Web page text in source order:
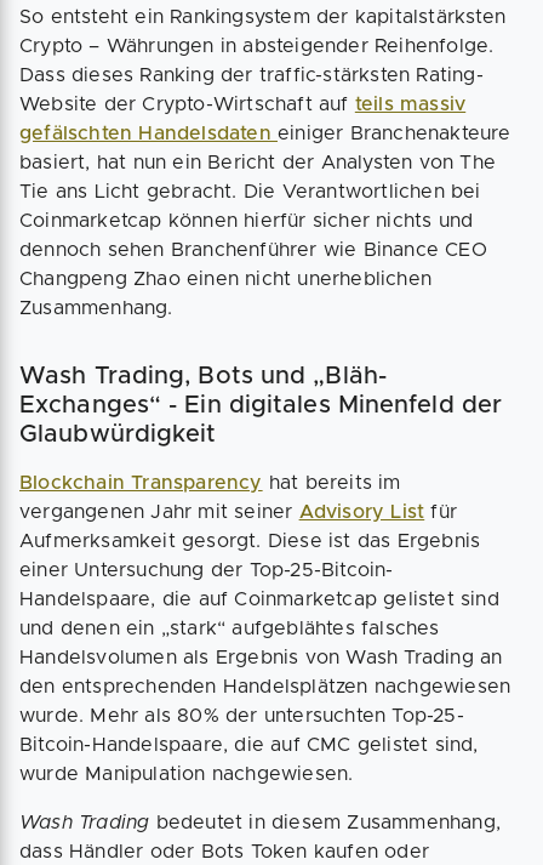
So entsteht ein Rankingsystem der kapitalstärksten
Crypto – Währungen in absteigender Reihenfolge.
Dass dieses Ranking der traffic-stärksten Rating-
Website der Crypto-Wirtschaft auf teils massiv
gefälschten Handelsdaten einiger Branchenakteure
basiert, hat nun ein Bericht der Analysten von The
Tie ans Licht gebracht. Die Verantwortlichen bei
Coinmarketcap können hierfür sicher nichts und
dennoch sehen Branchenführer wie Binance CEO
Changpeng Zhao einen nicht unerheblichen
Zusammenhang.
Wash Trading, Bots und „Bläh-
Exchanges“ - Ein digitales Minenfeld der
Glaubwürdigkeit
Blockchain Transparency hat bereits im
vergangenen Jahr mit seiner Advisory List für
Aufmerksamkeit gesorgt. Diese ist das Ergebnis
einer Untersuchung der Top-25-Bitcoin-
Handelspaare, die auf Coinmarketcap gelistet sind
und denen ein „stark“ aufgeblähtes falsches
Handelsvolumen als Ergebnis von Wash Trading an
den entsprechenden Handelsplätzen nachgewiesen
wurde. Mehr als 80% der untersuchten Top-25-
Bitcoin-Handelspaare, die auf CMC gelistet sind,
wurde Manipulation nachgewiesen.
Wash Trading bedeutet in diesem Zusammenhang,
dass Händler oder Bots Token kaufen oder